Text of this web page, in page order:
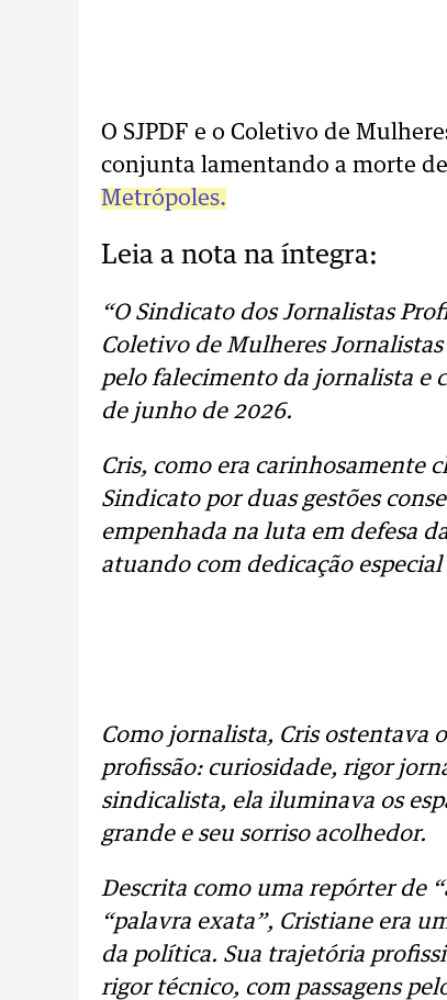
O SJPDF e o Coletivo de
conjunta lamentando a morte
Metrópoles.
Leia a nota na íntegra:
“O Sindicato dos Jornalistas
Coletivo de Mulheres
pelo falecimento da jornalista e
de junho de 2026.
Cris, como era carinhosamente
Sindicato por duas gestões
empenhada na luta em defesa
atuando com dedicação
Como jornalista, Cris ostentava
profissão: curiosidade, rigor
sindicalista, ela iluminava os
grande e seu sorriso acolhedor.
Descrita como uma repórter de
“palavra exata”, Cristiane era
da política. Sua trajetória
rigor técnico, com passagens